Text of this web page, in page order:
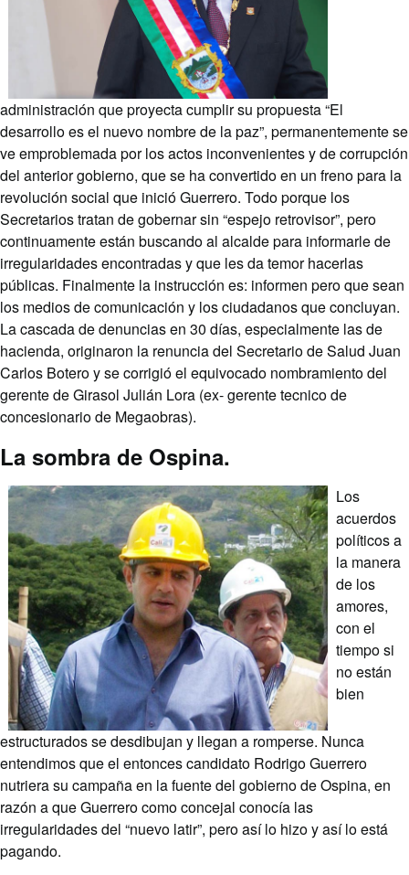
administración que proyecta cumplir su propuesta “El
desarrollo es el nuevo nombre de la paz”, permanentemente se
ve emproblemada por los actos inconvenientes y de corrupción
del anterior gobierno, que se ha convertido en un freno para la
revolución social que inició Guerrero. Todo porque los
Secretarios tratan de gobernar sin “espejo retrovisor”, pero
continuamente están buscando al alcalde para informarle de
irregularidades encontradas y que les da temor hacerlas
públicas. Finalmente la instrucción es: informen pero que sean
los medios de comunicación y los ciudadanos que concluyan.
La cascada de denuncias en 30 días, especialmente las de
hacienda, originaron la renuncia del Secretario de Salud Juan
Carlos Botero y se corrigió el equivocado nombramiento del
gerente de Girasol Julián Lora (ex- gerente tecnico de
concesionario de Megaobras).
La sombra de Ospina.
Los
acuerdos
políticos a
la manera
de los
amores,
con el
tiempo si
no están
bien
estructurados se desdibujan y llegan a romperse. Nunca
entendimos que el entonces candidato Rodrigo Guerrero
nutriera su campaña en la fuente del gobierno de Ospina, en
razón a que Guerrero como concejal conocía las
irregularidades del “nuevo latir”, pero así lo hizo y así lo está
pagando.